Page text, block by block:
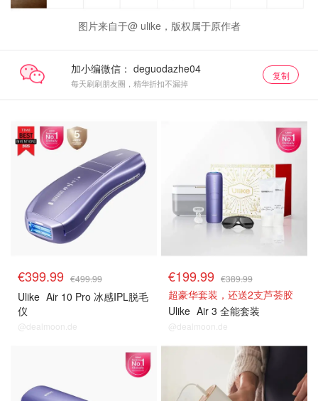
图片来自于@ ulike，版权属于原作者
加小编微信：
每天刷刷朋友圈，精华折扣不漏掉
复制
€399.99 €499.99
Ulike Air 10 Pro 冰感IPL脱毛
仪
@dealmoon.de
€199.99 €389.99
超豪华套装，还送2支芦荟胶
Ulike Air 3 全能套装
@dealmoon.de